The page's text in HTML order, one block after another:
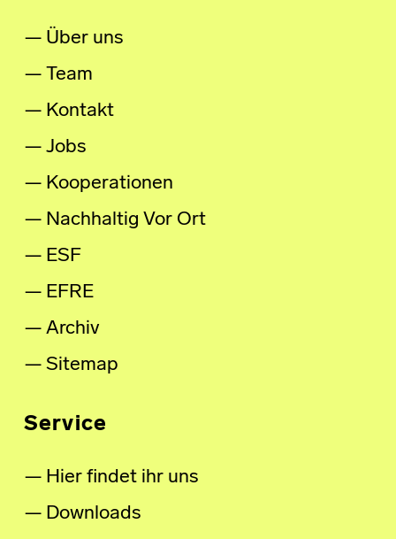
Über uns
Team
Kontakt
Jobs
Kooperationen
Nachhaltig Vor Ort
ESF
EFRE
Archiv
Sitemap
Service
Hier findet ihr uns
Downloads